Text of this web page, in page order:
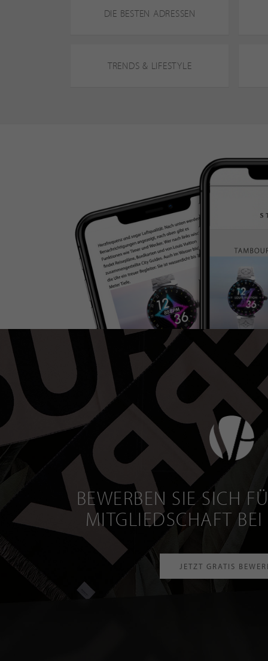
DIE BESTEN ADRESSEN
TRENDS & LIFESTYLE
BEWERBEN SIE SICH
MITGLIEDSCHAFT
JETZT GRATIS